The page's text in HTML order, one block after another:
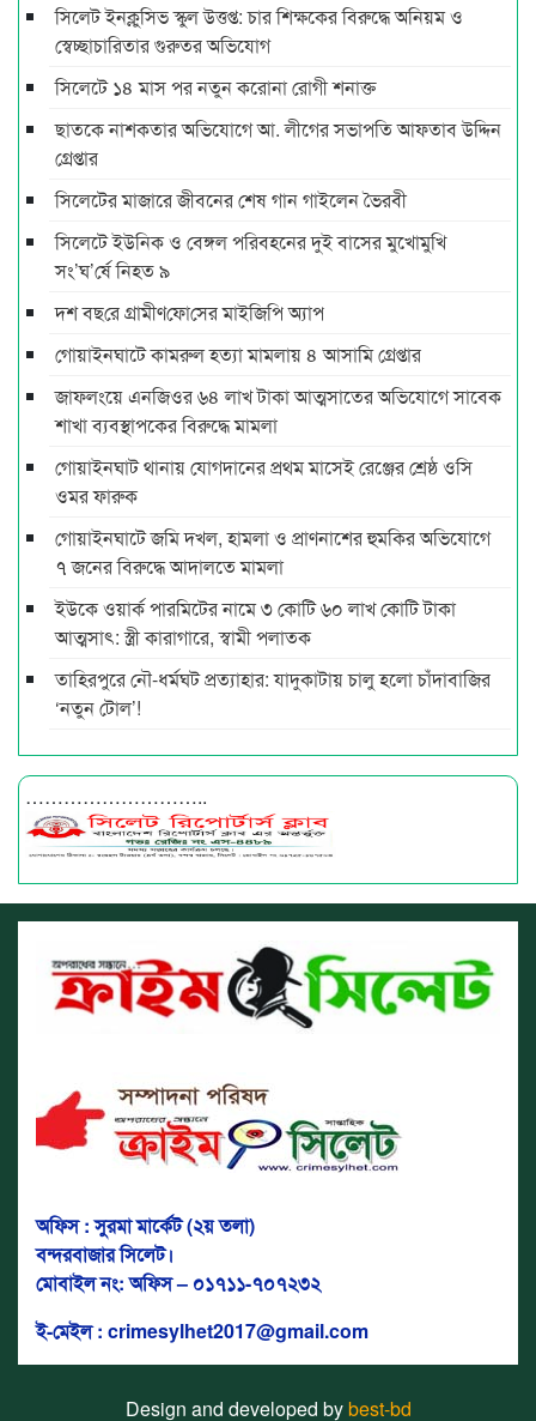
সিলেট ইনক্লুসিভ স্কুল উত্তপ্ত: চার শিক্ষকের বিরুদ্ধে অনিয়ম ও
স্বেচ্ছাচারিতার গুরুতর অভিযোগ
সিলেটে ১৪ মাস পর নতুন করোনা রোগী শনাক্ত
ছাতকে নাশকতার অভিযোগে আ. লীগের সভাপ‌তি আফতাব উদ্দিন
গ্রেপ্তার
সিলেটের মাজারে জীবনের শেষ গান গাইলেন ভৈরবী
সিলেটে ইউনিক ও বেঙ্গল পরিবহনের দুই বাসের মুখোমুখি
সং’ঘ’র্ষে নিহত ৯
দশ বছ‌রে গ্রামীণ‌ফো‌সের মাইজিপি অ্যাপ
গোয়াইনঘাটে কামরুল হত্যা মামলায় ৪ আসামি গ্রেপ্তার
জাফলংয়ে এনজিওর ৬৪ লাখ টাকা আত্মসাতের অভিযোগে সাবেক
শাখা ব্যবস্থাপকের বিরুদ্ধে মামলা
গোয়াইনঘাট থানায় যোগদানের প্রথম মাসেই রেঞ্জের শ্রেষ্ঠ ওসি
ওমর ফারুক
গোয়াইনঘাটে জমি দখল, হামলা ও প্রাণনাশের হুমকির অভিযোগে
৭ জনের বিরুদ্ধে আদালতে মামলা
ইউকে ওয়ার্ক পারমিটের নামে ৩ কোটি ৬০ লাখ কোটি টাকা
আত্মসাৎ: স্ত্রী কারাগারে, স্বামী পলাতক
তাহিরপুরে নৌ-ধর্মঘট প্রত্যাহার: যাদুকাটায় চালু হলো চাঁদাবাজির
‘নতুন টোল’!
………………………..
অফিস : সুরমা মার্কেট (২য় তলা)
বন্দরবাজার সিলেট।
মোবাইল নং: অফিস – ০১৭১১-৭০৭২৩২
ই-মেইল : crimesylhet2017@gmail.com
Design and developed bybest-bd